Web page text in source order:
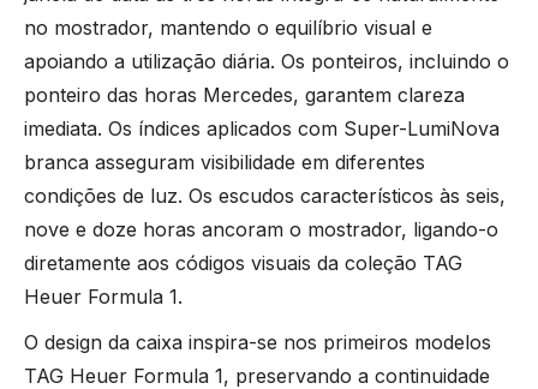
no mostrador, mantendo o equilíbrio visual e
apoiando a utilização diária. Os ponteiros, incluindo o
ponteiro das horas Mercedes, garantem clareza
imediata. Os índices aplicados com Super-LumiNova
branca asseguram visibilidade em diferentes
condições de luz. Os escudos característicos às seis,
nove e doze horas ancoram o mostrador, ligando-o
diretamente aos códigos visuais da coleção TAG
Heuer Formula 1.
O design da caixa inspira-se nos primeiros modelos
TAG Heuer Formula 1, preservando a continuidade